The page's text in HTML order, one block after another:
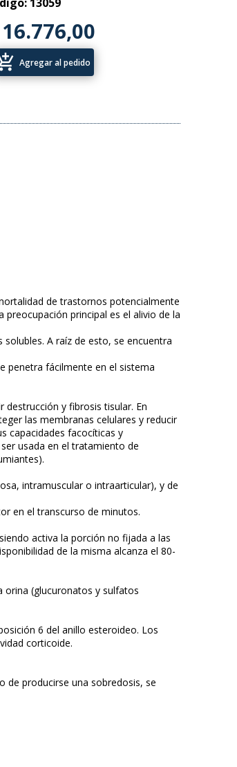
Agregar al pedido
de trastornos potencialmente
principal es el alivio de la
A raíz de esto, se encuentra
penetra fácilmente en el sistema
y fibrosis tisular. En
las membranas celulares y reducir
capacidades facocíticas y
usada en el tratamiento de
intramuscular o intraarticular), y de
en el transcurso de minutos.
activa la porción no fijada a las
de la misma alcanza el 80-
orina (glucuronatos y sulfatos
6 del anillo esteroideo. Los
corticoide.
de producirse una sobredosis, se